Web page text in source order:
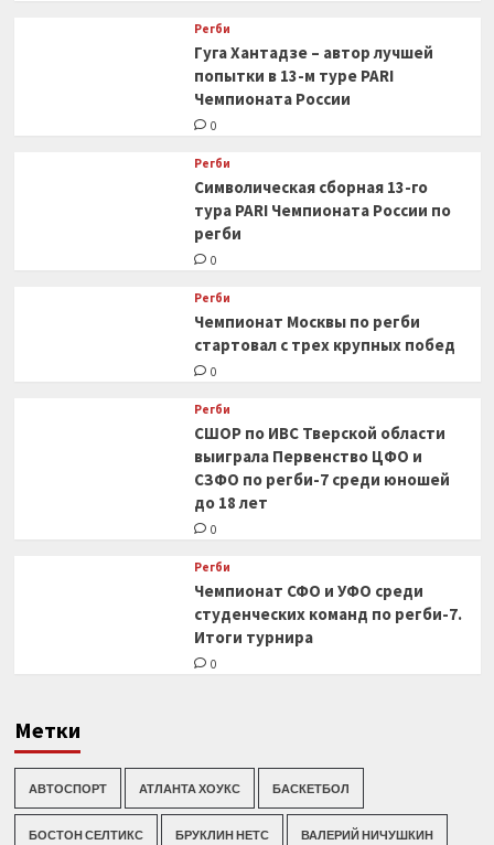
Регби
Гуга Хантадзе – автор лучшей
попытки в 13-м туре PARI
Чемпионата России
0
Регби
Символическая сборная 13-го
тура PARI Чемпионата России по
регби
0
Регби
Чемпионат Москвы по регби
стартовал с трех крупных побед
0
Регби
СШОР по ИВС Тверской области
выиграла Первенство ЦФО и
СЗФО по регби-7 среди юношей
до 18 лет
0
Регби
Чемпионат СФО и УФО среди
студенческих команд по регби-7.
Итоги турнира
0
Метки
АВТОСПОРТ АТЛАНТА ХОУКС БАСКЕТБОЛ
БОСТОН СЕЛТИКС БРУКЛИН НЕТС ВАЛЕРИЙ НИЧУШКИН